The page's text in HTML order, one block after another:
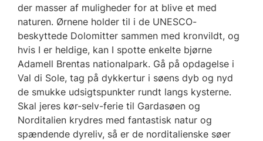
der masser af muligheder for at blive et med
naturen. Ørnene holder til i de UNESCO-
beskyttede Dolomitter sammen med kronvildt, og
hvis I er heldige, kan I spotte enkelte bjørne
Adamell Brentas nationalpark. Gå på opdagelse i
Val di Sole, tag på dykkertur i søens dyb og nyd
de smukke udsigtspunkter rundt langs kysterne.
Skal jeres kør-selv-ferie til Gardasøen og
Norditalien krydres med fantastisk natur og
spændende dyreliv, så er de norditalienske søer